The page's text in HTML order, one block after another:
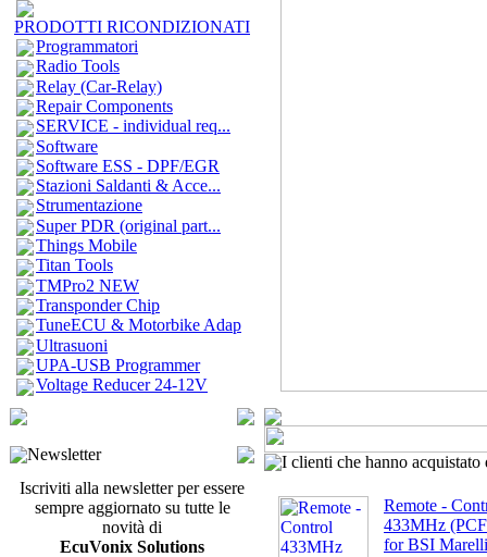
PRODOTTI RICONDIZIONATI
Programmatori
Radio Tools
Relay (Car-Relay)
Repair Components
SERVICE - individual req...
Software
Software ESS - DPF/EGR
Stazioni Saldanti & Acce...
Strumentazione
Super PDR (original part...
Things Mobile
Titan Tools
TMPro2 NEW
Transponder Chip
TuneECU & Motorbike Adap
Ultrasuoni
UPA-USB Programmer
Voltage Reducer 24-12V
Newsletter
Iscriviti alla newsletter per essere
sempre aggiornato su tutte le
novità di
EcuVonix Solutions
I clienti che hanno acquistato
Remote -
433MHz
for BSI Marelli